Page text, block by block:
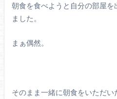
朝食を食べようと自分の部屋を
ました。
まぁ偶然。
そのまま一緒に朝食をいただ